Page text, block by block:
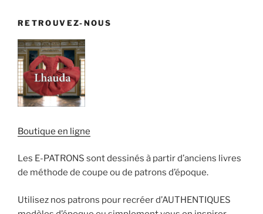
RETROUVEZ-NOUS
Boutique en ligne
Les E-PATRONS sont dessinés à partir d’anciens livres
de méthode de coupe ou de patrons d’époque.
Utilisez nos patrons pour recréer d’AUTHENTIQUES